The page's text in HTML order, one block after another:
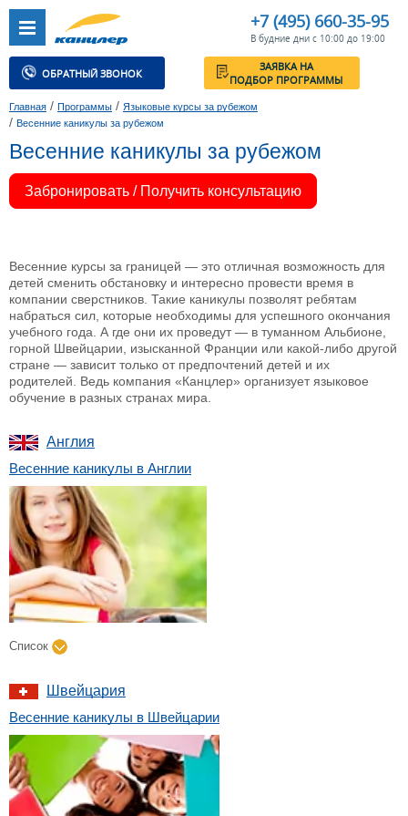
+7 (495) 660-35-95
В будние дни с 10:00 до 19:00
ОБРАТНЫЙ ЗВОНОК
ЗАЯВКА НА
ПОДБОР ПРОГРАММЫ
Главная / Программы / Языковые курсы за рубежом
/ Весенние каникулы за рубежом
Весенние каникулы за рубежом
Забронировать / Получить консультацию
Весенние курсы за границей — это отличная возможность для
детей сменить обстановку и интересно провести время в
компании сверстников. Такие каникулы позволят ребятам
набраться сил, которые необходимы для успешного окончания
учебного года. А где они их проведут — в туманном Альбионе,
горной Швейцарии, изысканной Франции или какой-либо другой
стране — зависит только от предпочтений детей и их
родителей. Ведь компания «Канцлер» организует языковое
обучение в разных странах мира.
Англия
Весенние каникулы в Англии
Список
Швейцария
Весенние каникулы в Швейцарии